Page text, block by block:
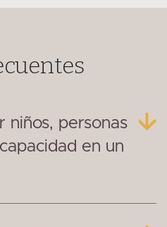
niños, personas
en un